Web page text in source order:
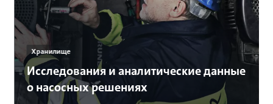
Хранилище
Исследования и аналитические данные
о насосных решениях